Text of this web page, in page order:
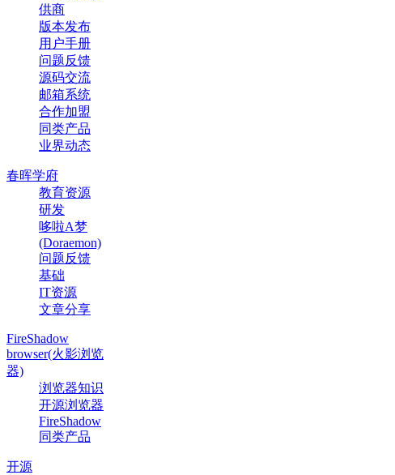
供商
版本发布
用户手册
问题反馈
源码交流
邮箱系统
合作加盟
同类产品
业界动态
春晖学府
教育资源
研发
哆啦A梦
(Doraemon)
问题反馈
基础
IT资源
文章分享
FireShadow
browser(火影浏览
器)
浏览器知识
开源浏览器
FireShadow
同类产品
开源